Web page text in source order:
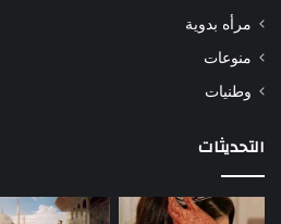
مرأه بدوية
منوعات
وطنيات
التحديثات